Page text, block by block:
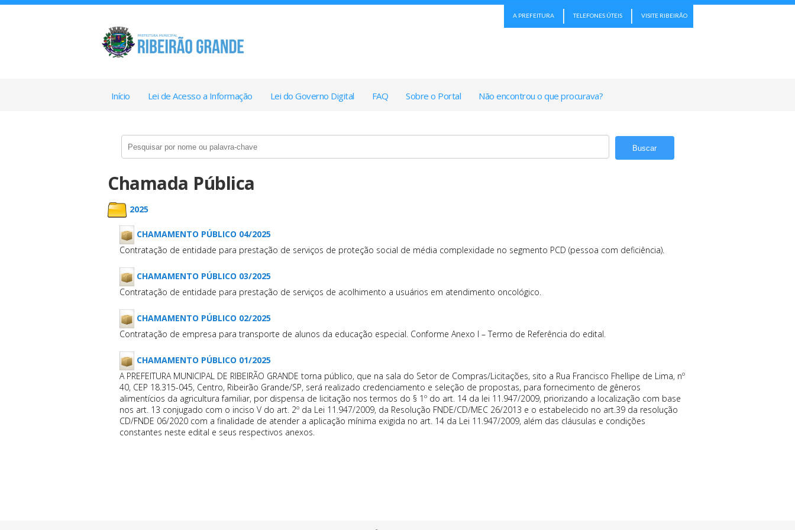
A PREFEITURA TELEFONES ÚTEIS VISITE RIBEIRÃO
Início Lei de Acesso a Informação Lei do Governo Digital FAQ Sobre o Portal Não encontrou o que procurava?
Chamada Pública
2025
CHAMAMENTO PÚBLICO 04/2025
Contratação de entidade para prestação de serviços de proteção social de média complexidade no segmento PCD (pessoa com deficiência).
CHAMAMENTO PÚBLICO 03/2025
Contratação de entidade para prestação de serviços de acolhimento a usuários em atendimento oncológico.
CHAMAMENTO PÚBLICO 02/2025
Contratação de empresa para transporte de alunos da educação especial. Conforme Anexo I – Termo de Referência do edital.
CHAMAMENTO PÚBLICO 01/2025
A PREFEITURA MUNICIPAL DE RIBEIRÃO GRANDE torna público, que na sala do Setor de Compras/Licitações, sito a Rua Francisco Fhellipe de Lima, nº
40, CEP 18.315-045, Centro, Ribeirão Grande/SP, será realizado credenciamento e seleção de propostas, para fornecimento de gêneros
alimentícios da agricultura familiar, por dispensa de licitação nos termos do § 1º do art. 14 da lei 11.947/2009, priorizando a localização com base
nos art. 13 conjugado com o inciso V do art. 2º da Lei 11.947/2009, da Resolução FNDE/CD/MEC 26/2013 e o estabelecido no art.39 da resolução
CD/FNDE 06/2020 com a finalidade de atender a aplicação mínima exigida no art. 14 da Lei 11.947/2009, além das cláusulas e condições
constantes neste edital e seus respectivos anexos.